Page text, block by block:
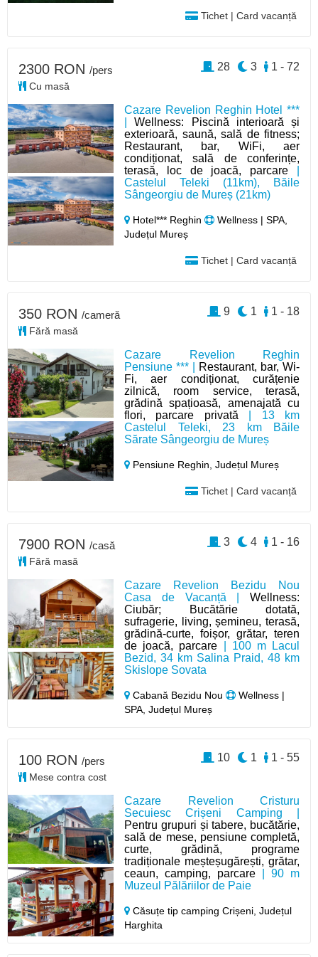
Tichet | Card vacanță
Cazare Revelion Reghin Hotel ***
|Wellness: Piscină interioară și
exterioară, saună, sală de fitness;
Restaurant, bar, WiFi, aer
condiționat, sală de conferințe,
terasă, loc de joacă, parcare
Castelul Teleki (11km), Băile
Sângeorgiu de Mureș (21km)
Hotel*** Reghin
Wellness | SPA,
Județul Mureș
Tichet | Card vacanță
2300 RON /pers
Cu masă
1 - 72
3
28
Cazare Revelion Reghin
Pensiune *** |
Restaurant, bar, Wi-
Fi, aer condiționat, curățenie
zilnică, room service, terasă,
grădină spațioasă, amenajată cu
flori, parcare privată | 13 km
Castelul Teleki, 23 km Băile
Sărate Sângeorgiu de Mureș
Pensiune Reghin,Județul Mureș
Tichet | Card vacanță
350 RON /cameră
Fără masă
1 - 18
1
9
Cazare Revelion Bezidu Nou
Casa de Vacanță | Wellness:
Ciubăr; Bucătărie dotată,
sufragerie, living, șemineu, terasă,
grădină-curte, foișor, grătar, teren
de joacă, parcare | 100 m Lacul
Bezid, 34 km Salina Praid, 48 km
Skislope Sovata
Cabană Bezidu Nou
Wellness |
SPA, Județul Mureș
7900 RON /casă
Fără masă
1 - 16
4
3
Cazare Revelion Cristuru
Secuiesc Crișeni Camping |
Pentru grupuri și tabere, bucătărie,
sală de mese, pensiune completă,
curte, grădină, programe
tradiționale meșteșugărești, grătar,
ceaun, camping, parcare | 90 m
Muzeul Pălăriilor de Paie
Căsuțe tip camping Crișeni,Județul
Harghita
100 RON /pers
Mese contra cost
1 - 55
1
10